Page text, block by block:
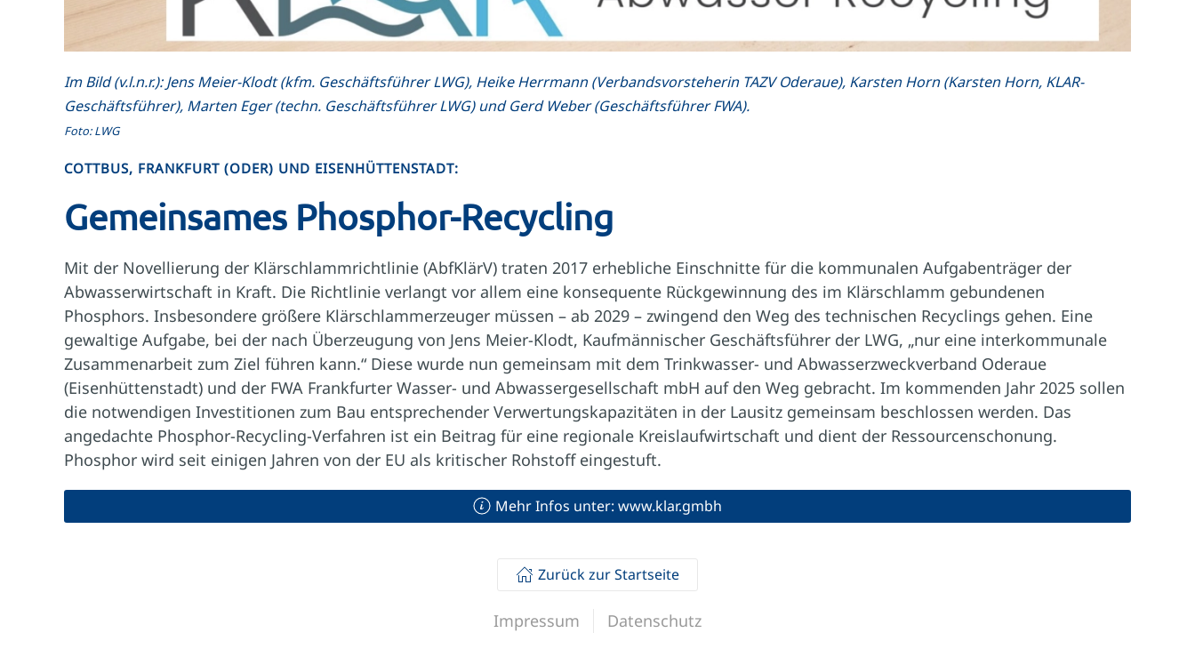
Im Bild (v.l.n.r.): Jens Meier-Klodt (kfm. Geschäftsführer LWG), Heike Herrmann (Verbandsvorsteherin TAZV Oderaue), Karsten Horn (Karsten Horn, KLAR-
Geschäftsführer), Marten Eger (techn. Geschäftsführer LWG) und Gerd Weber (Geschäftsführer FWA).
Foto: LWG
COTTBUS, FRANKFURT (ODER) UND EISENHÜTTENSTADT:
Gemeinsames Phosphor-Recycling
Mit der Novellierung der Klärschlammrichtlinie (AbfKlärV) traten 2017 erhebliche Einschnitte für die kommunalen Aufgabenträger der
Abwasserwirtschaft in Kraft. Die Richtlinie verlangt vor allem eine konsequente Rückgewinnung des im Klärschlamm gebundenen
Phosphors. Insbesondere größere Klärschlammerzeuger müssen – ab 2029 – zwingend den Weg des technischen Recyclings gehen. Eine
gewaltige Aufgabe, bei der nach Überzeugung von Jens Meier-Klodt, Kaufmännischer Geschäftsführer der LWG, „nur eine interkommunale
Zusammenarbeit zum Ziel führen kann.“ Diese wurde nun gemeinsam mit dem Trinkwasser- und Abwasserzweckverband Oderaue
(Eisenhüttenstadt) und der FWA Frankfurter Wasser- und Abwassergesellschaft mbH auf den Weg gebracht. Im kommenden Jahr 2025 sollen
die notwendigen Investitionen zum Bau entsprechender Verwertungskapazitäten in der Lausitz gemeinsam beschlossen werden. Das
angedachte Phosphor-Recycling-Verfahren ist ein Beitrag für eine regionale Kreislaufwirtschaft und dient der Ressourcenschonung.
Phosphor wird seit einigen Jahren von der EU als kritischer Rohstoff eingestuft.
Mehr Infos unter: www.klar.gmbh
Zurück zur Startseite
Impressum Datenschutz